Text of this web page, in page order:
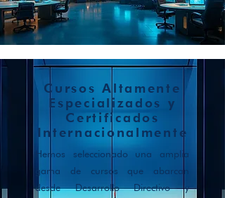
Cursos Altamente
Especializados y
Certificados
Internacionalmente
Hemos seleccionado una amplia
gama de cursos que abarcan
desde Desarrollo Directivo y